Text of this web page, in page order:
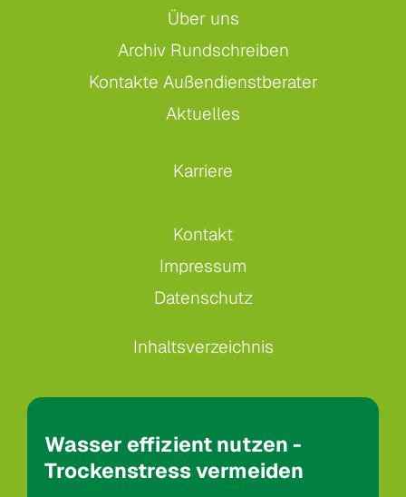
Über uns
Archiv Rundschreiben
Kontakte Außendienstberater
Aktuelles
Karriere
Kontakt
Impressum
Datenschutz
Inhaltsverzeichnis
Wasser effizient nutzen -
Trockenstress vermeiden